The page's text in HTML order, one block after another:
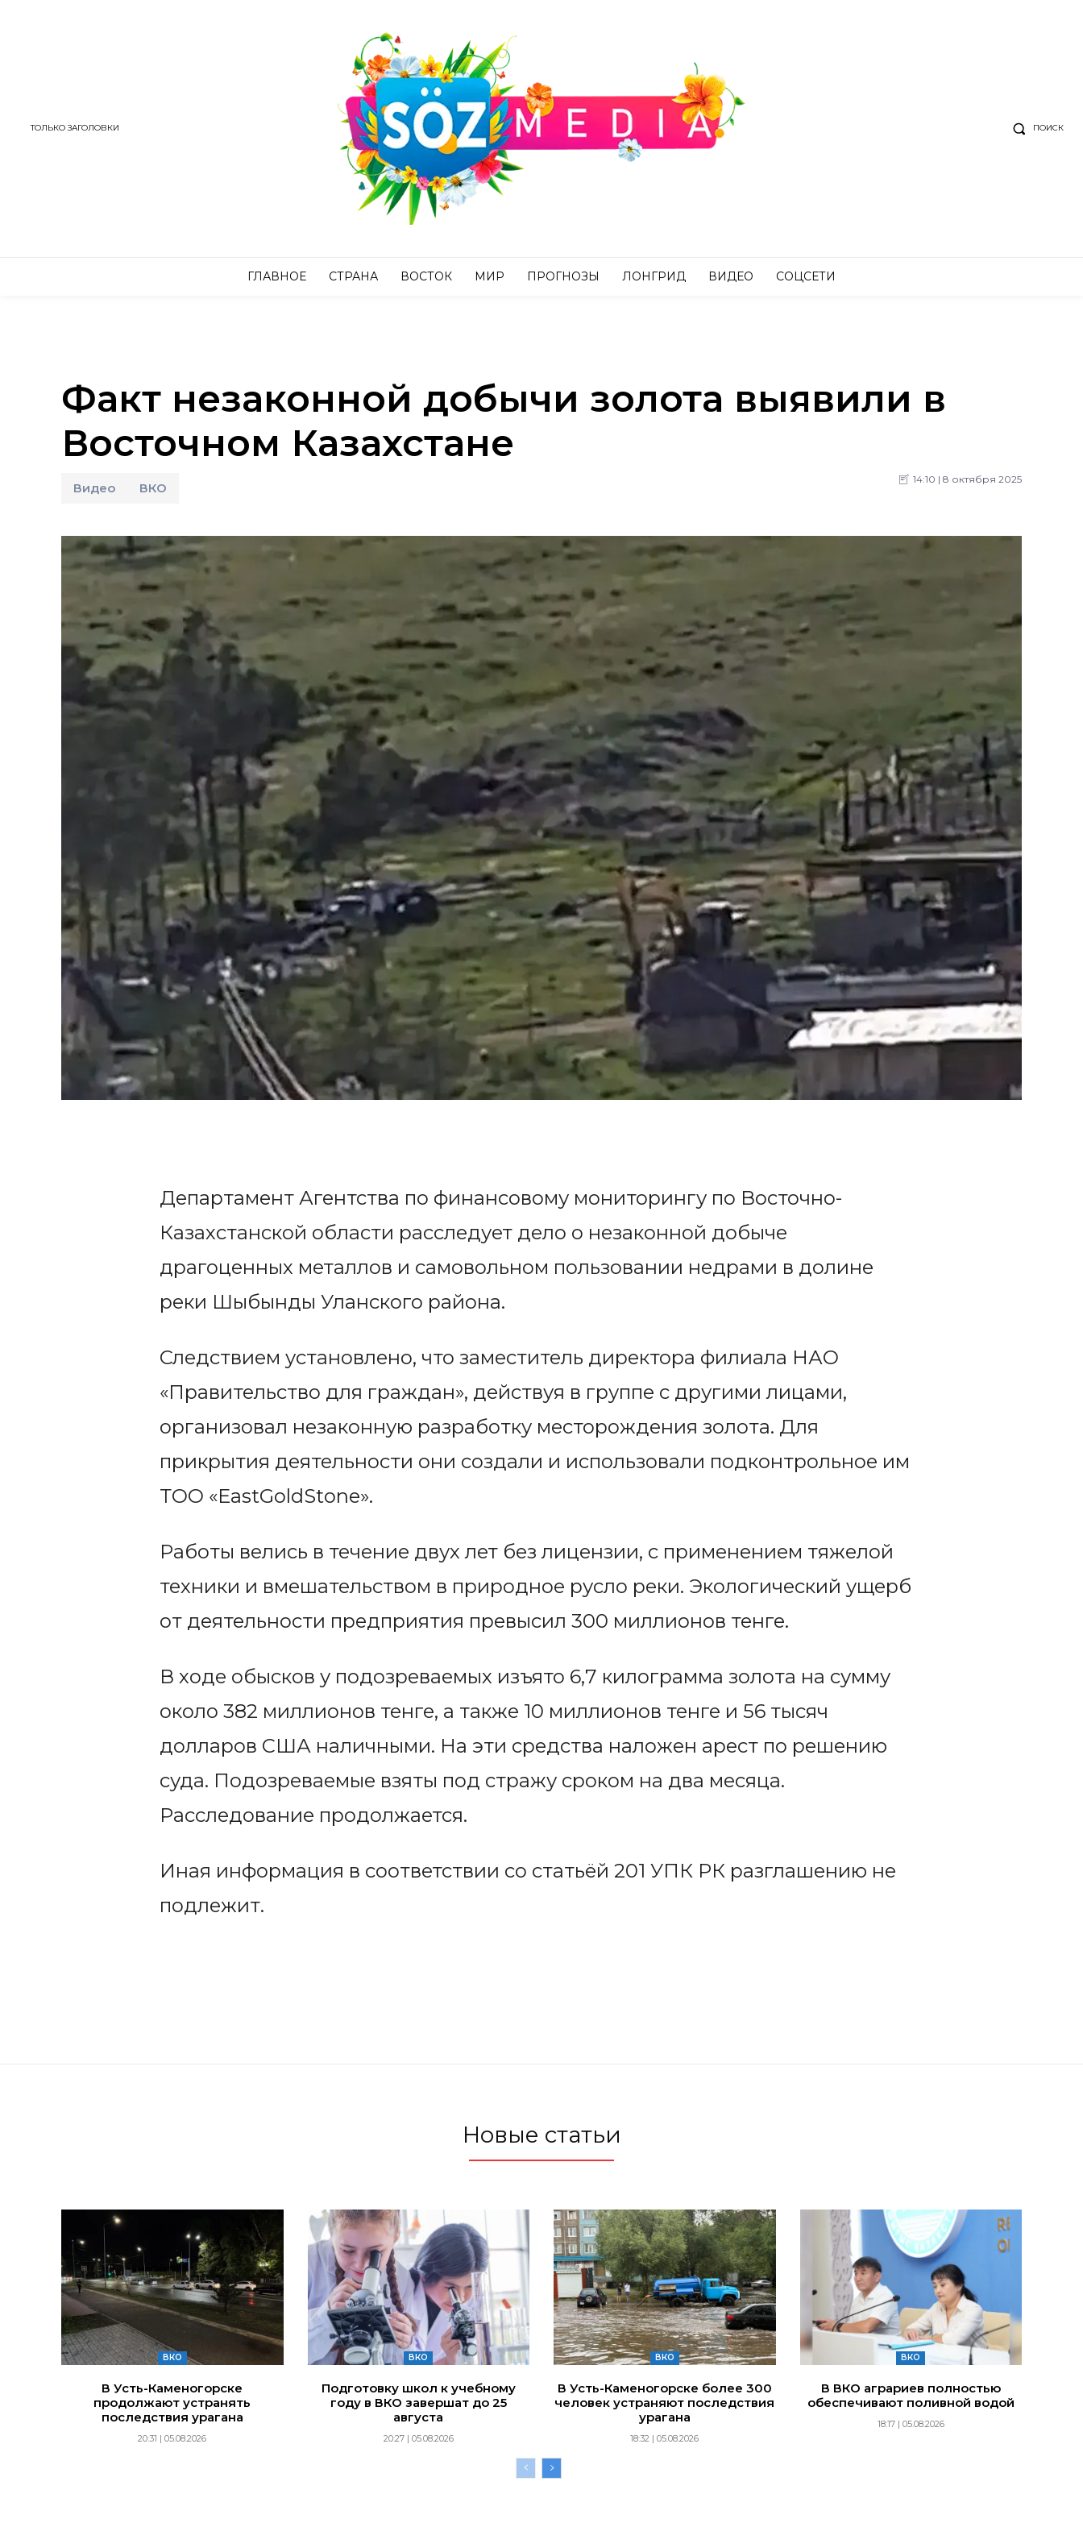
ТОЛЬКО ЗАГОЛОВКИ ПОИСК
ГЛАВНОЕ СТРАНА ВОСТОК МИР ПРОГНОЗЫ ЛОНГРИД ВИДЕО СОЦСЕТИ
Факт незаконной добычи золота выявили в
Восточном Казахстане
Видео ВКО
14:10 | 8 октября 2025
Департамент Агентства по финансовому мониторингу по Восточно-
Казахстанской области расследует дело о незаконной добыче
драгоценных металлов и самовольном пользовании недрами в долине
реки Шыбынды Уланского района.
Следствием установлено, что заместитель директора филиала НАО
«Правительство для граждан», действуя в группе с другими лицами,
организовал незаконную разработку месторождения золота. Для
прикрытия деятельности они создали и использовали подконтрольное им
ТОО «EastGoldStone».
Работы велись в течение двух лет без лицензии, с применением тяжелой
техники и вмешательством в природное русло реки. Экологический ущерб
от деятельности предприятия превысил 300 миллионов тенге.
В ходе обысков у подозреваемых изъято 6,7 килограмма золота на сумму
около 382 миллионов тенге, а также 10 миллионов тенге и 56 тысяч
долларов США наличными. На эти средства наложен арест по решению
суда. Подозреваемые взяты под стражу сроком на два месяца.
Расследование продолжается.
Иная информация в соответствии со статьёй 201 УПК РК разглашению не
подлежит.
Новые статьи
ВКО
В Усть-Каменогорске
продолжают устранять
последствия урагана
20:31 | 05.08.2026
ВКО
Подготовку школ к учебному
году в ВКО завершат до 25
августа
20:27 | 05.08.2026
ВКО
В Усть-Каменогорске более 300
человек устраняют последствия
урагана
18:32 | 05.08.2026
ВКО
В ВКО аграриев полностью
обеспечивают поливной водой
18:17 | 05.08.2026